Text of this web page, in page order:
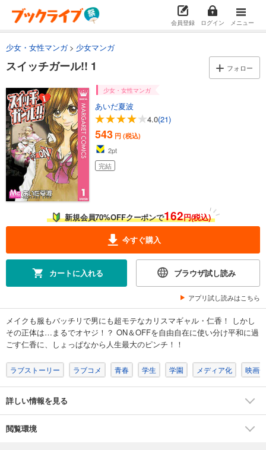
会員登録 ログイン メニュー
少女・女性マンガ 少女マンガ
スイッチガール!! 1 フォロー
少女・女性マンガ
あいだ夏波
4.0(21)
543 円 (税込)
2pt
完結
新規会員70%OFFクーポンで162円(税込)
今すぐ購入
カートに入れる ブラウザ試し読み
アプリ試し読みはこちら
メイクも服もバッチリで男にも超モテなカリスマギャル・仁香！ しかし
その正体は…まるでオヤジ！？ ON＆OFFを自由自在に使い分け平和に過
ごす仁香に、しょっぱなから人生最大のピンチ！！
ラブストーリー ラブコメ 青春 学生 学園 メディア化 映画化
詳しい情報を見る
閲覧環境